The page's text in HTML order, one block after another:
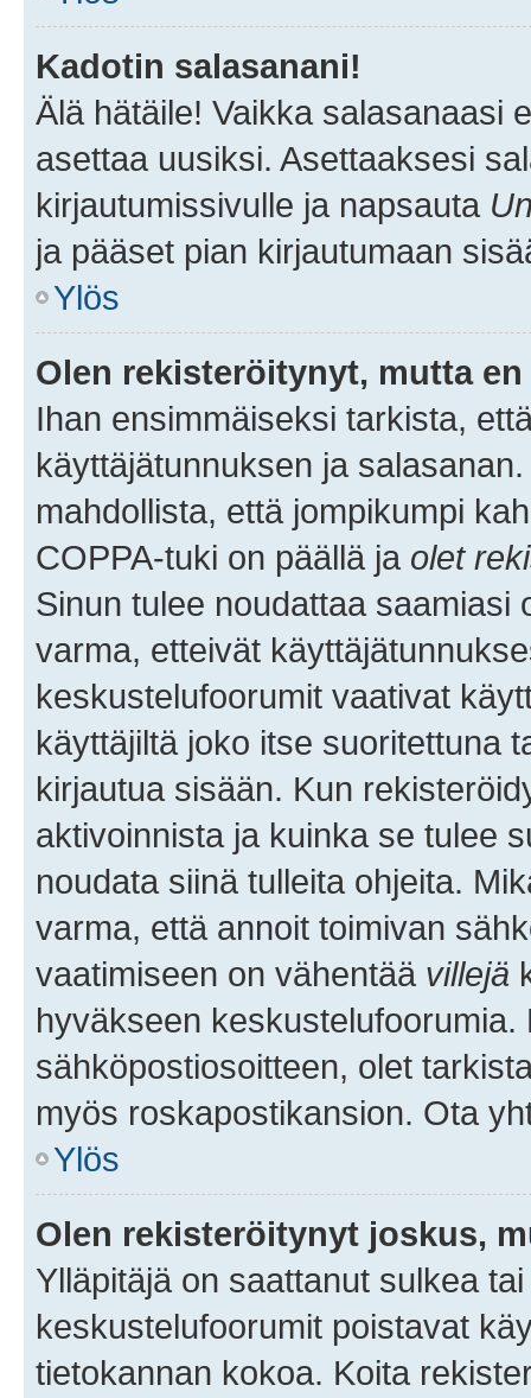
Kadotin salasanani!
Älä hätäile! Vaikka salasanaasi
asettaa uusiksi. Asettaaksesi
kirjautumissivulle ja napsauta
ja pääset pian kirjautumaan
Ylös
Olen rekisteröitynyt, mutta
Ihan ensimmäiseksi tarkista,
käyttäjätunnuksen ja
mahdollista, että jompikumpi
COPPA-tuki on päällä ja olet
Sinun tulee noudattaa saamiasi
varma, etteivät
keskustelufoorumit vaativat
käyttäjiltä joko itse suoritettuna
kirjautua sisään. Kun
aktivoinnista ja kuinka se tulee
noudata siinä tulleita ohjeita.
varma, että annoit toimivan
vaatimiseen on vähentää villejä
hyväkseen
sähköpostiosoitteen, olet
myös roskapostikansion. Ota
Ylös
Olen rekisteröitynyt joskus,
Ylläpitäjä on saattanut sulkea
keskustelufoorumit poistavat
tietokannan kokoa. Koita